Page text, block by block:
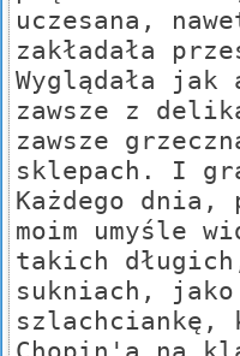
uczesana,
zakładała
Wyglądała
zawsze z
zawsze
sklepach. I
Każdego dnia,
moim umyśle
takich
sukniach, jako
szlachciankę,